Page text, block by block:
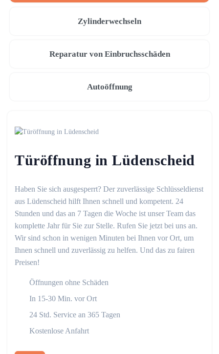
Zylinderwechseln
Reparatur von Einbruchsschäden
Autoöffnung
Türöffnung in Lüdenscheid
Haben Sie sich ausgesperrt? Der zuverlässige Schlüsseldienst
aus Lüdenscheid hilft Ihnen schnell und kompetent. 24
Stunden und das an 7 Tagen die Woche ist unser Team das
komplette Jahr für Sie zur Stelle. Rufen Sie jetzt bei uns an.
Wir sind schon in wenigen Minuten bei Ihnen vor Ort, um
Ihnen schnell und zuverlässig zu helfen. Und das zu fairen
Preisen!
Öffnungen ohne Schäden
In 15-30 Min. vor Ort
24 Std. Service an 365 Tagen
Kostenlose Anfahrt